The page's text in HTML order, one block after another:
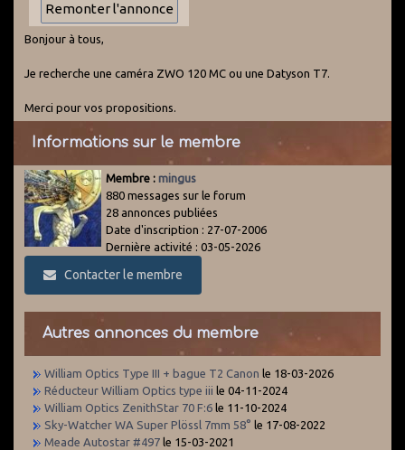
Bonjour à tous,
Je recherche une caméra ZWO 120 MC ou une Datyson T7.
Merci pour vos propositions.
Informations sur le membre
Membre : mingus
880 messages sur le forum
28 annonces publiées
Date d'inscription : 27-07-2006
Dernière activité : 03-05-2026
Contacter le membre
Autres annonces du membre
William Optics Type III + bague T2 Canon le 18-03-2026
Réducteur William Optics type iii le 04-11-2024
William Optics ZenithStar 70 F:6 le 11-10-2024
Sky-Watcher WA Super Plössl 7mm 58° le 17-08-2022
Meade Autostar #497 le 15-03-2021